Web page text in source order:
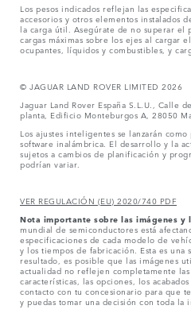
Los pesos indicados reflejan las
accesorios y otros elementos instalados
la carga útil. Asegúrate de no superar el
cargas máximas sobre los ejes al cargar
ocupantes, líquidos y combustibles, y
© JAGUAR LAND ROVER LIMITED 2026
Jaguar Land Rover España S.L.U., Calle
planta, Edificio Monteburgos A, 28050
Los ajustes inteligentes se lanzarán
software inalámbrica. El desarrollo y la
sujetos a cambios de planificación y
podrían variar.
VER REGULACIÓN (EU) 2020/740 PDF
Nota importante sobre las imágenes y
mundial de semiconductores está
especificaciones de cada modelo de
y los tiempos de fabricación. Esta es una
resultado, es posible que las imágenes
actualidad no reflejen completamente
características, las opciones, los
contacto con tu concesionario para que
y puedas tomar una decisión con toda la